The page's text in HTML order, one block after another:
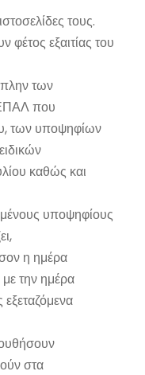
τους.
εξαιτίας του
των
που
των υποψηφίων
καθώς και
υποψηφίους
η ημέρα
με την ημέρα
στα